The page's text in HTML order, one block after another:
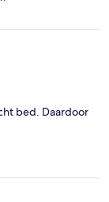
bed. Daardoor